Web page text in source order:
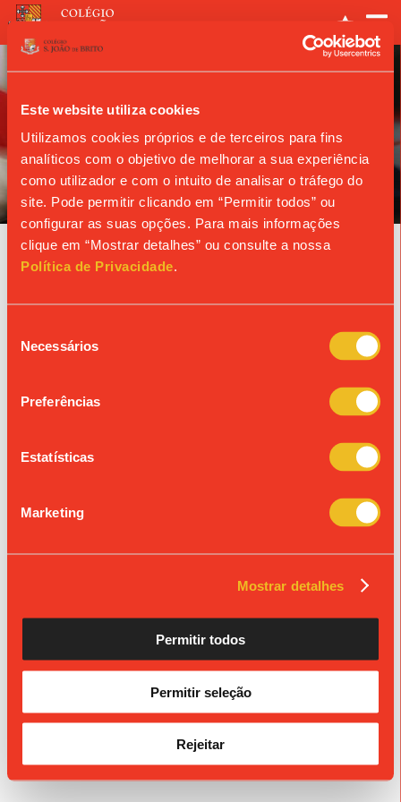
Este website utiliza cookies
Utilizamos cookies próprios e de terceiros para fins
analíticos com o objetivo de melhorar a sua experiência
como utilizador e com o intuito de analisar o tráfego do
site. Pode permitir clicando em “Permitir todos” ou
configurar as suas opções. Para mais informações
clique em “Mostrar detalhes” ou consulte a nossa
Política de Privacidade.
Necessários
Preferências
Estatísticas
Marketing
Mostrar detalhes
Permitir todos
Permitir seleção
Rejeitar
ANO LETIVO
Agenda
15/10/2026
MISSA DE TURMA | 12.º D
Propriedade da Fundação S. João de Brito, Alvará n.º 980.